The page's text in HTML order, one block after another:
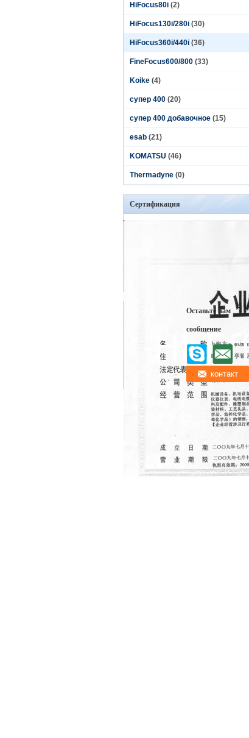
HiFocus80i (2)
HiFocus130i/280i (30)
HiFocus360i/440i (36)
FineFocus600/800 (33)
Koike (4)
супер 400 (20)
супер 400 добавочное (15)
esab (21)
KOMATSU (46)
Thermadyne (0)
Сертификация
Оставьте нам
сообщение